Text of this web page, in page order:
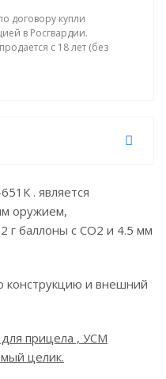
договору купли
в Росгвардии.
с 18 лет (без
. является
оружием,
г баллоны с СО2 и 4.5 мм
конструкцию и внешний
прицела , УСМ
целик.